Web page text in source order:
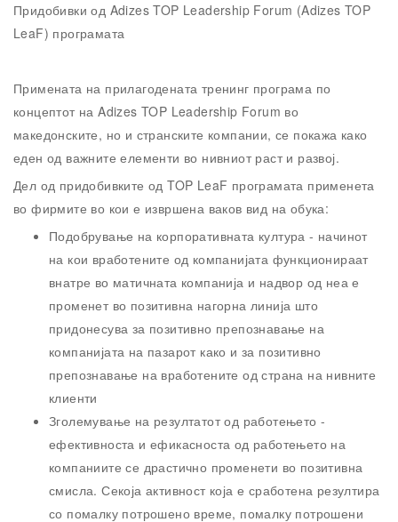
Придобивки од Adizes TOP Leadership Forum (Adizes TOP
LeaF) програмата
Примената на прилагодената тренинг програма по
концептот на Adizes TOP Leadership Forum во
македонските, но и странските компании, се покажа како
еден од важните елементи во нивниот раст и развој.
Дел од придобивките од TOP LeaF програмата применета
во фирмите во кои е извршена ваков вид на обука:
Подобрување на корпоративната култура - начинот
на кои вработените од компанијата функционираат
внатре во матичната компанија и надвор од неа е
променет во позитивна нагорна линија што
придонесува за позитивно препознавање на
компанијата на пазарот како и за позитивно
препознавање на вработените од страна на нивните
клиенти
Зголемување на резултатот од работењето -
ефективноста и ефикасноста од работењето на
компаниите се драстично променети во позитивна
смисла. Секоја активност која е сработена резултира
со помалку потрошено време, помалку потрошени